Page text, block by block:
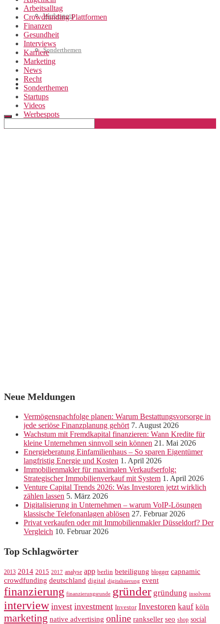
Werbespots
Sonderthemen
Geschäftskonto eröffnen
Arbeitsalltag
Crowdfunding Plattformen
Finanzen
Gesundheit
Interviews
Karriere
Marketing
News
Recht
Sonderthemen
Startups
Videos
Werbespots
Neue Meldungen
Vermögensnachfolge planen: Warum Bestattungsvorsorge in
jede seriöse Finanzplanung gehört 7. August 2026
Wachstum mit Fremdkapital finanzieren: Wann Kredite für
kleine Unternehmen sinnvoll sein können 21. Mai 2026
Energieberatung Einfamilienhaus – So sparen Eigentümer
langfristig Energie und Kosten 1. April 2026
Immobilienmakler für maximalen Verkaufserfolg:
Strategischer Immobilienverkauf mit System 1. April 2026
Venture Capital Trends 2026: Was Investoren jetzt wirklich
zählen lassen 5. März 2026
Digitalisierung in Unternehmen – warum VoIP-Lösungen
klassische Telefonanlagen ablösen 27. Februar 2026
Privat verkaufen oder mit Immobilienmakler Düsseldorf? Der
Vergleich 10. Februar 2026
Top Schlagwörter
2013 2014 2015 2017 analyse app berlin beteiligung blogger capnamic
crowdfunding deutschland digital digitalisierung event
finanzierung finanzierungsrunde gründer gründung insolvenz
interview invest investment Investor Investoren kauf köln
marketing native advertising online rankseller seo shop social